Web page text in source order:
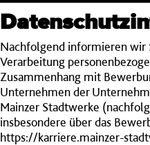
Nachfolgend informieren wir
Verarbeitung
Zusammenhang mit
Unternehmen der
Mainzer Stadtwerke
insbesondere über das
https://karriere.mainzer-